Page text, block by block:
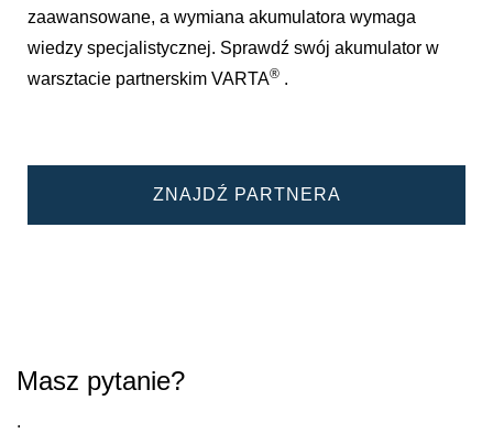
zaawansowane, a wymiana akumulatora wymaga
wiedzy specjalistycznej. Sprawdź swój akumulator w
warsztacie partnerskim VARTA® .
ZNAJDŹ PARTNERA
Masz pytanie?
.